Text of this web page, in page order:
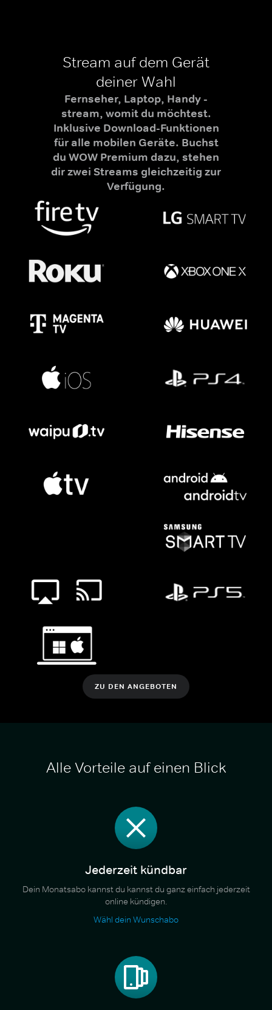
Stream auf dem Gerät
deiner Wahl
Fernseher, Laptop, Handy -
stream, womit du möchtest.
Inklusive Download-Funktionen
für alle mobilen Geräte. Buchst
du WOW Premium dazu, stehen
dir zwei Streams gleichzeitig zur
Verfügung.
ZU DEN ANGEBOTEN
Alle Vorteile auf einen Blick
Jederzeit kündbar
Dein Monatsabo kannst du kannst du ganz einfach jederzeit
online kündigen.
Wähl dein Wunschabo